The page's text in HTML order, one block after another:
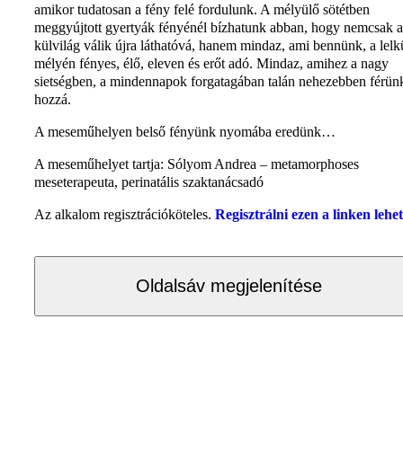
amikor tudatosan a fény felé fordulunk. A mélyülő sötétben
meggyújtott gyertyák fényénél bízhatunk abban, hogy nemcsak a
külvilág válik újra láthatóvá, hanem mindaz, ami bennünk, a
mélyén fényes, élő, eleven és erőt adó. Mindaz, amihez a nagy
sietségben, a mindennapok forgatagában talán nehezebben
hozzá.
A meseműhelyen belső fényünk nyomába eredünk…
A meseműhelyet tartja: Sólyom Andrea – metamorphoses
meseterapeuta, perinatális szaktanácsadó
Az alkalom regisztrációköteles. Regisztrálni ezen a linken
Oldalsáv megjelenítése